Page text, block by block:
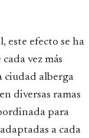
este efecto se ha
vez más
ciudad alberga
diversas ramas
para
a cada